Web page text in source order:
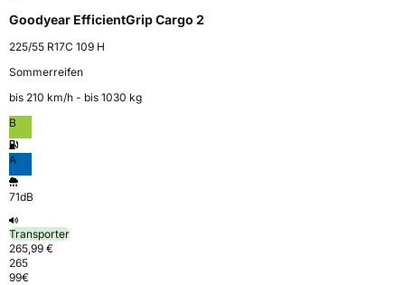
Goodyear EfficientGrip Cargo 2
225/55 R17C 109 H
Sommerreifen
bis 210 km⁠/⁠h - bis 1030 kg
B
A
71dB
Transporter
265,99 €
265
99€